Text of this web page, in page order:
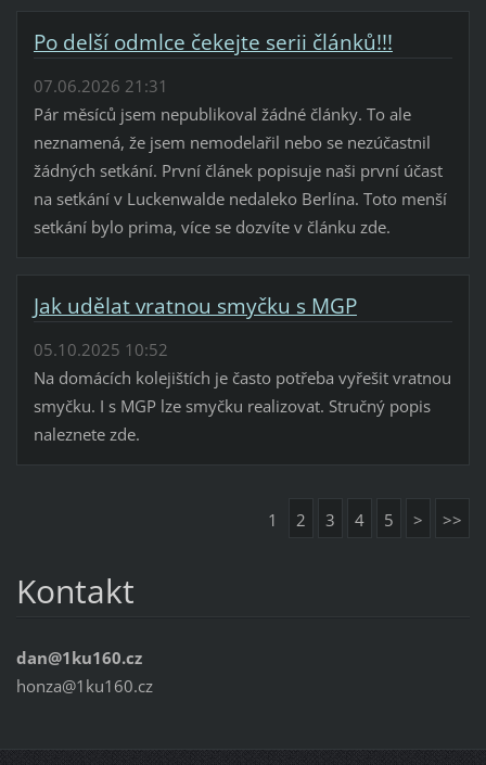
Po delší odmlce čekejte serii článků!!!
07.06.2026 21:31
Pár měsíců jsem nepublikoval žádné články. To ale
neznamená, že jsem nemodelařil nebo se nezúčastnil
žádných setkání. První článek popisuje naši první účast
na setkání v Luckenwalde nedaleko Berlína. Toto menší
setkání bylo prima, více se dozvíte v článku zde.
Jak udělat vratnou smyčku s MGP
05.10.2025 10:52
Na domácích kolejištích je často potřeba vyřešit vratnou
smyčku. I s MGP lze smyčku realizovat. Stručný popis
naleznete zde.
1 2 3 4 5 > >>
Kontakt
dan@1ku160.cz
honza@1ku160.cz